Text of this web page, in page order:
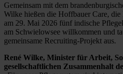
Gemeinsam mit dem
Wilke hießen die Hoffbauer Care,
am 29. Mai 2026 fünf indische
am Schwielowsee willkommen und
gemeinsame Recruiting-Projekt aus.
René Wilke, Minister für Arbeit,
gesellschaftlichen Zusammenhalt